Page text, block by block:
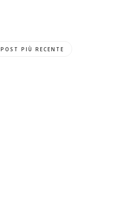
POST PIÙ RECENTE